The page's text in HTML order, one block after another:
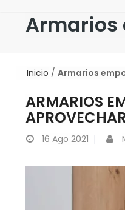
Armarios
Inicio / Armarios
ARMARIOS
16 Ago 2021